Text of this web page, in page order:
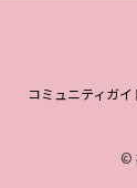
コミュニティガイ
©